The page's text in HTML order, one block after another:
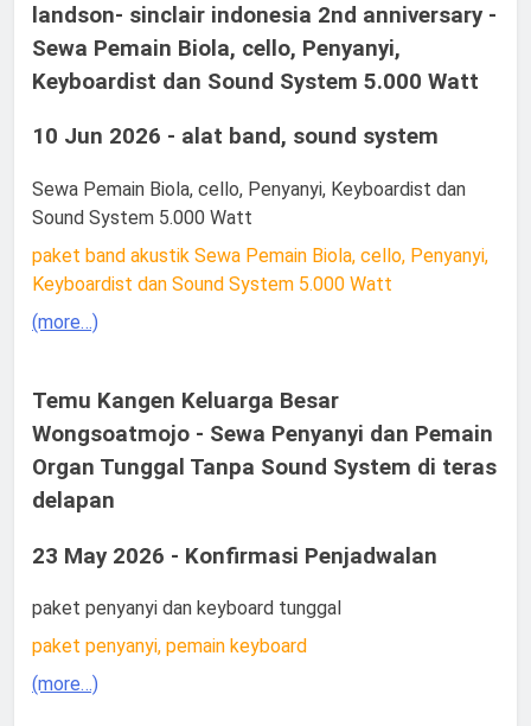
landson- sinclair indonesia 2nd anniversary -
Sewa Pemain Biola, cello, Penyanyi,
Keyboardist dan Sound System 5.000 Watt
10 Jun 2026 - alat band, sound system
Sewa Pemain Biola, cello, Penyanyi, Keyboardist dan
Sound System 5.000 Watt
paket band akustik Sewa Pemain Biola, cello, Penyanyi,
Keyboardist dan Sound System 5.000 Watt
(more…)
Temu Kangen Keluarga Besar
Wongsoatmojo - Sewa Penyanyi dan Pemain
Organ Tunggal Tanpa Sound System di teras
delapan
23 May 2026 - Konfirmasi Penjadwalan
paket penyanyi dan keyboard tunggal
paket penyanyi, pemain keyboard
(more…)